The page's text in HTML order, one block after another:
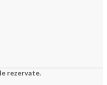
rezervate.